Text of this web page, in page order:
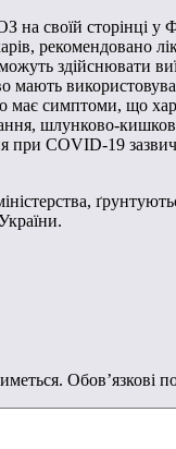
своїй сторінці у
рекомендовано
здійснювати
мають
має симптоми, що
шлунково-
при COVID-19
Обов’язкові